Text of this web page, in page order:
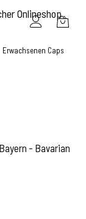
Erwachsenen Caps